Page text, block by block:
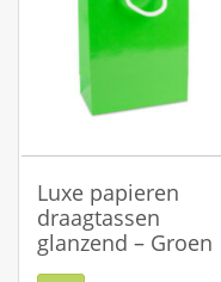
Luxe papieren
draagtassen
glanzend – Groen